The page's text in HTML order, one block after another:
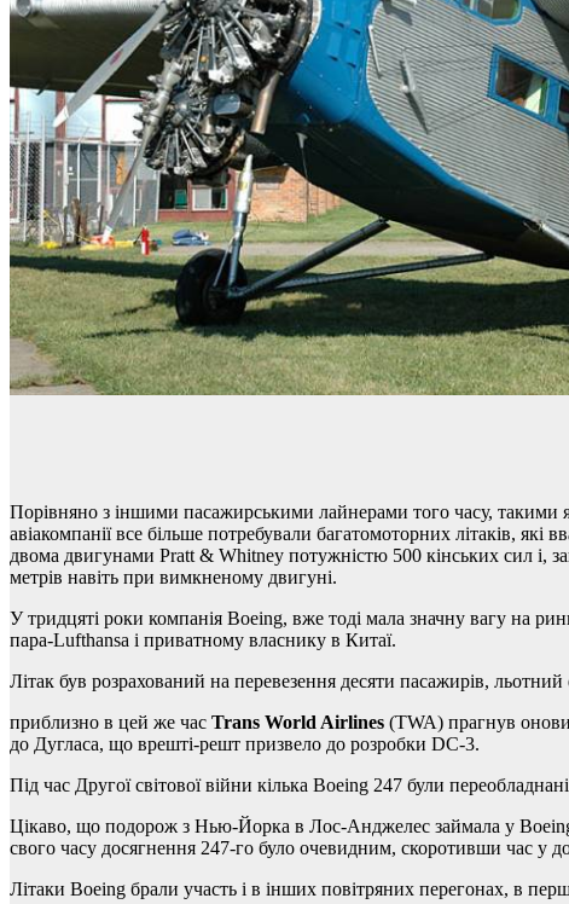
Порівняно з іншими пасажирськими лайнерами того часу,
авіакомпанії все більше потребували багатомоторних літаків,
двома двигунами Pratt & Whitney потужністю 500 кінських сил і,
метрів навіть при вимкненому двигуні.
У тридцяті роки компанія Boeing, вже тоді мала значну вагу на
пара-Lufthansa і приватному власнику в Китаї.
Літак був розрахований на перевезення десяти пасажирів,
приблизно в цей же час Trans World Airlines (TWA) прагнув
до Дугласа, що врешті-решт призвело до розробки DC-3.
Під час Другої світової війни кілька Boeing 247 були
Цікаво, що подорож з Нью-Йорка в Лос-Анджелес займала у Boeing
свого часу досягнення 247-го було очевидним, скоротивши час у
Літаки Boeing брали участь і в інших повітряних перегонах, в